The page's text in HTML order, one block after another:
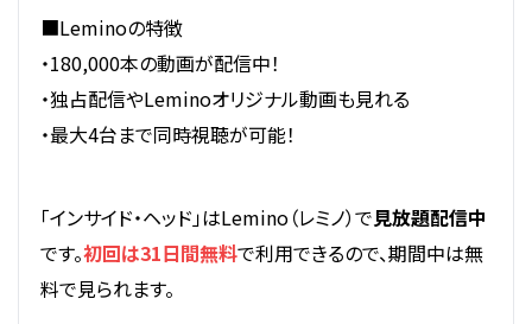
■Leminoの特徴
・180,000本の動画が配信中！
・独占配信やLeminoオリジナル動画も見れる
・最大4台まで同時視聴が可能！
「インサイド・ヘッド」はLemino（レミノ）で見放題配信中
です。初回は31日間無料で利用できるので、期間中は無
料で見られます。